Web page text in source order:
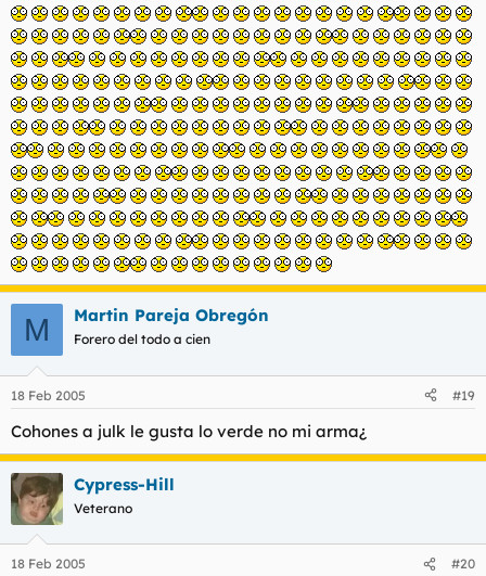
M Martin Pareja Obregón
Forero del todo a cien
18 Feb 2005 #19
Cohones a julk le gusta lo verde no mi arma¿
Cypress-Hill
Veterano
18 Feb 2005 #20